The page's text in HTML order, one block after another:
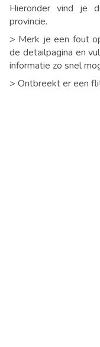
Hieronder vind je
provincie.
> Merk je een fout
de detailpagina en
informatie zo snel
> Ontbreekt er een